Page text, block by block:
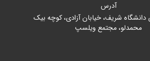
آدرس
دانشگاه شریف، خیابان آزادی، کوچه بیک
محمدلو، مجتمع ویلسپ